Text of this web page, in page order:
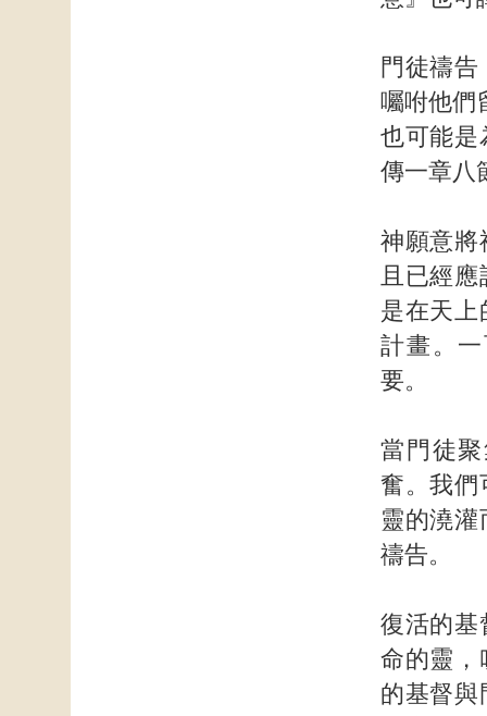
門徒禱
囑咐他們
也可能是
傳一章八
神願意將
且已經
是在天上
計畫。
要。
當門徒
奮。我們
靈的澆
禱告。
復活的基
命的靈，
的基督與